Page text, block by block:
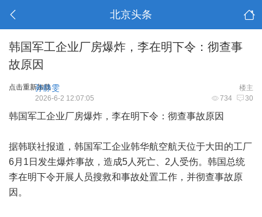
北京头条
韩国军工企业厂房爆炸，李在明下令：彻查事
故原因
点击重新加载 楼主
孙静雯
734 30
2026-6-2 12:07:05
韩国军工企业厂房爆炸，李在明下令：彻查事故原因
据韩联社报道，韩国军工企业韩华航空航天位于大田的工厂
6月1日发生爆炸事故，造成5人死亡、2人受伤。韩国总统
李在明下令开展人员搜救和事故处置工作，并彻查事故原
因。